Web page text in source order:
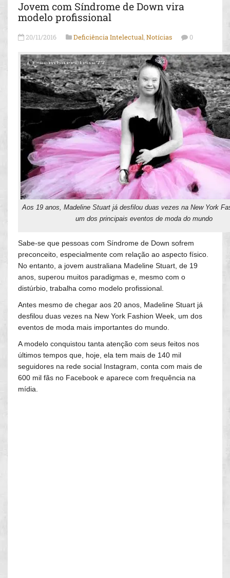
Jovem com Síndrome de Down vira
modelo profissional
20/11/2016 Deficiência Intelectual,Notícias 0
Aos 19 anos, Madeline Stuart já desfilou duas vezes na New York
um dos principais eventos de moda do mundo
Sabe-se que pessoas com Síndrome de Down sofrem
preconceito, especialmente com relação ao aspecto físico.
No entanto, a jovem australiana Madeline Stuart, de 19
anos, superou muitos paradigmas e, mesmo com o
distúrbio, trabalha como modelo profissional.
Antes mesmo de chegar aos 20 anos, Madeline Stuart já
desfilou duas vezes na New York Fashion Week, um dos
eventos de moda mais importantes do mundo.
A modelo conquistou tanta atenção com seus feitos nos
últimos tempos que, hoje, ela tem mais de 140 mil
seguidores na rede social Instagram, conta com mais de
600 mil fãs no Facebook e aparece com frequência na
mídia.